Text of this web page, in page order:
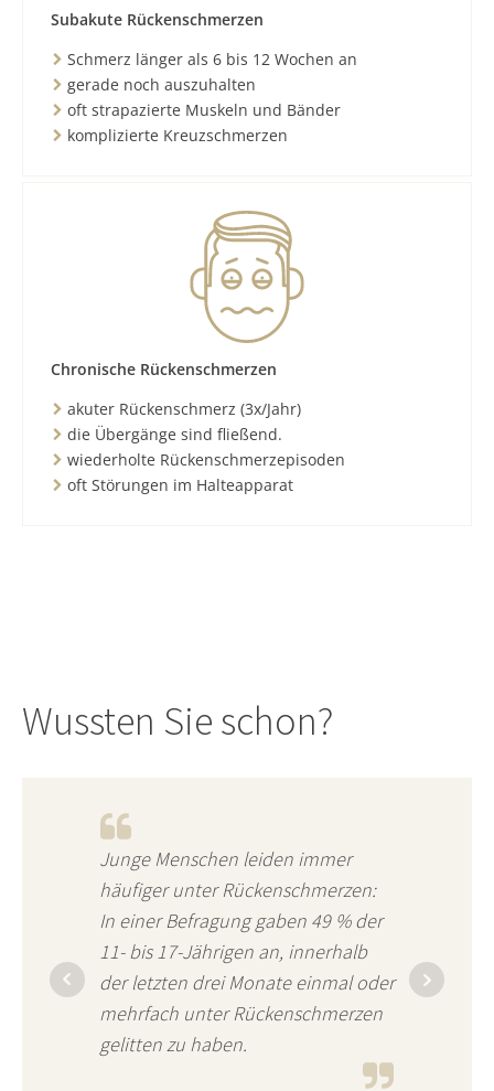
Subakute Rückenschmerzen
Schmerz länger als 6 bis 12 Wochen an
gerade noch auszuhalten
oft strapazierte Muskeln und Bänder
komplizierte Kreuzschmerzen
Chronische Rückenschmerzen
akuter Rückenschmerz (3x/Jahr)
die Übergänge sind fließend.
wiederholte Rückenschmerzepisoden
oft Störungen im Halteapparat
Wussten Sie schon?
Junge Menschen leiden immer
häufiger unter Rückenschmerzen:
In einer Befragung gaben 49 % der
11- bis 17-Jährigen an, innerhalb
der letzten drei Monate einmal oder
mehrfach unter Rückenschmerzen
gelitten zu haben.